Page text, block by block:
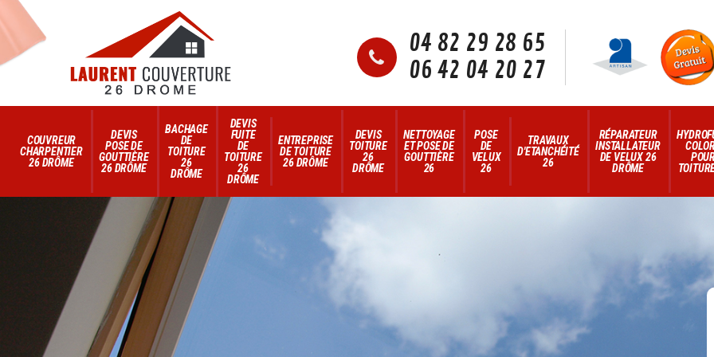
04 82 29 28 65
06 42 04 20 27
COUVREUR
CHARPENTIER
26 DRÔME
DEVIS
POSE DE
GOUTTIÈRE
26 DRÔME
BACHAGE
DE
TOITURE
26
DRÔME
DEVIS
FUITE
DE
TOITURE
26
DRÔME
ENTREPRISE
DE TOITURE
26 DRÔME
DEVIS
TOITURE
26
DRÔME
NETTOYAGE
ET POSE DE
GOUTTIÈRE
26
POSE
DE
VELUX
26
TRAVAUX
D'ETANCHÉITÉ
26
RÉPARATEUR
INSTALLATEUR
DE VELUX 26
DRÔME